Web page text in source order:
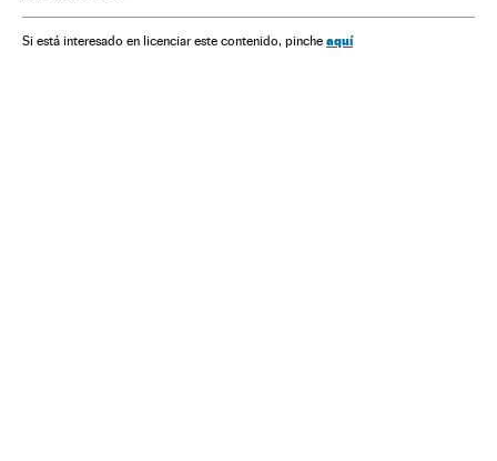
Si está interesado en licenciar este contenido, pinche aquí